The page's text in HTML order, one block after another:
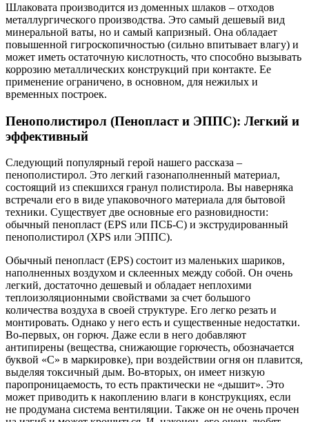
Шлаковата производится из доменных шлаков – отходов
металлургического производства. Это самый дешевый вид
минеральной ваты, но и самый капризный. Она обладает
повышенной гигроскопичностью (сильно впитывает влагу) и
может иметь остаточную кислотность, что способно вызывать
коррозию металлических конструкций при контакте. Ее
применение ограничено, в основном, для нежилых и
временных построек.
Пенополистирол (Пенопласт и ЭППС): Легкий и
эффективный
Следующий популярный герой нашего рассказа –
пенополистирол. Это легкий газонаполненный материал,
состоящий из спекшихся гранул полистирола. Вы наверняка
встречали его в виде упаковочного материала для бытовой
техники. Существует две основные его разновидности:
обычный пенопласт (EPS или ПСБ-С) и экструдированный
пенополистирол (XPS или ЭППС).
Обычный пенопласт (EPS) состоит из маленьких шариков,
наполненных воздухом и склеенных между собой. Он очень
легкий, достаточно дешевый и обладает неплохими
теплоизоляционными свойствами за счет большого
количества воздуха в своей структуре. Его легко резать и
монтировать. Однако у него есть и существенные недостатки.
Во-первых, он горюч. Даже если в него добавляют
антипирены (вещества, снижающие горючесть, обозначается
буквой «С» в маркировке), при воздействии огня он плавится,
выделяя токсичный дым. Во-вторых, он имеет низкую
паропроницаемость, то есть практически не «дышит». Это
может приводить к накоплению влаги в конструкциях, если
не продумана система вентиляции. Также он не очень прочен